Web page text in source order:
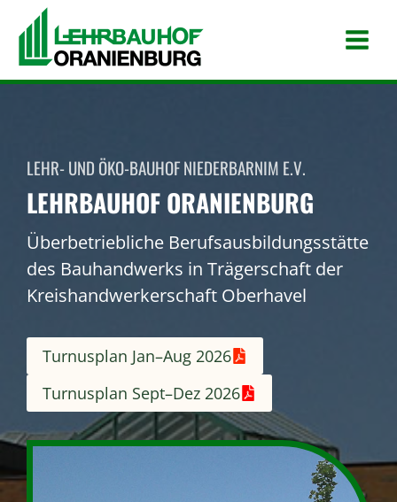
Inhalt
springen
LEHR- UND ÖKO-BAUHOF NIEDERBARNIM E.V.
LEHRBAUHOF ORANIENBURG
Überbetriebliche Berufsausbildungsstätte
des Bauhandwerks in Trägerschaft der
Kreishandwerkerschaft Oberhavel
Turnusplan Jan–Aug 2026
Turnusplan Sept–Dez 2026